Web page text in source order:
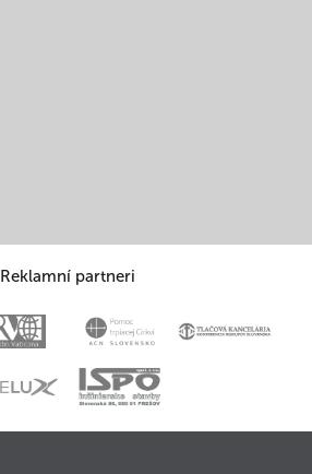
Reklamní partneri